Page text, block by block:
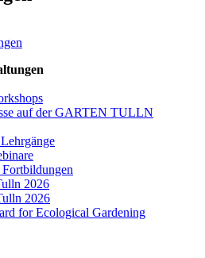
auf der GARTEN TULLN
Fortbildungen
2026
2026
for Ecological Gardening